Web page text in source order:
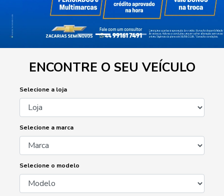
ENCONTRE O SEU VEÍCULO
Selecione a loja
Selecione a marca
Selecione o modelo